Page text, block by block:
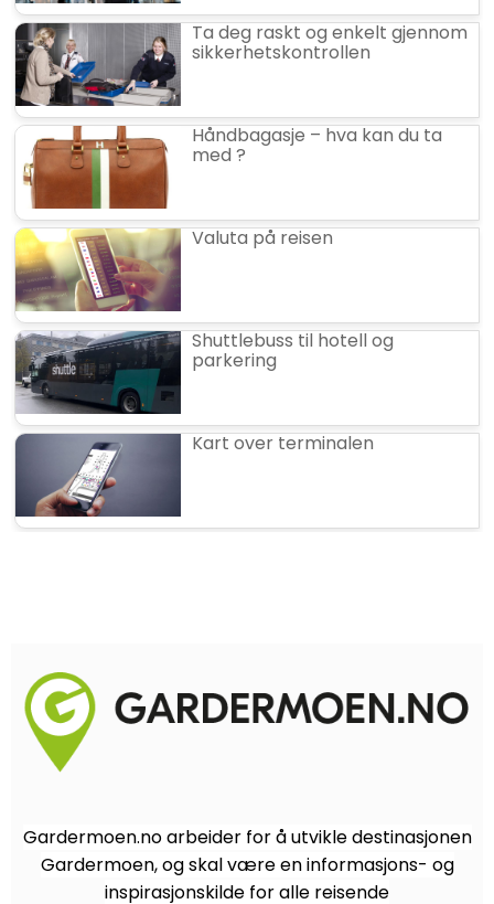
Ta deg raskt og enkelt gjennom
sikkerhetskontrollen
Håndbagasje – hva kan du ta
med ?
Valuta på reisen
Shuttlebuss til hotell og
parkering
Kart over terminalen
Gardermoen.no arbeider for å utvikle destinasjonen
Gardermoen, og skal være en informasjons- og
inspirasjonskilde for alle reisende